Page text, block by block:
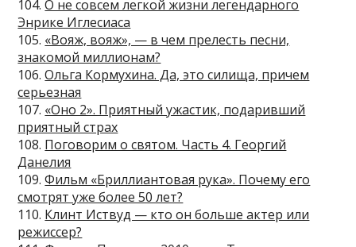
104.О не совсем легкой жизни легендарного
Энрике Иглесиаса
105. «Вояж, вояж», — в чем прелесть песни,
знакомой миллионам?
106.Ольга Кормухина. Да, это силища, причем
серьезная
107. «Оно 2». Приятный ужастик, подаривший
приятный страх
108. Поговорим о святом. Часть 4. Георгий
Данелия
109.Фильм «Бриллиантовая рука». Почему его
смотрят уже более 50 лет?
110. Клинт Иствуд — кто он больше актер или
режиссер?